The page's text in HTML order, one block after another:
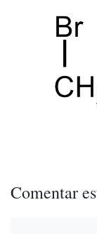
Comentar